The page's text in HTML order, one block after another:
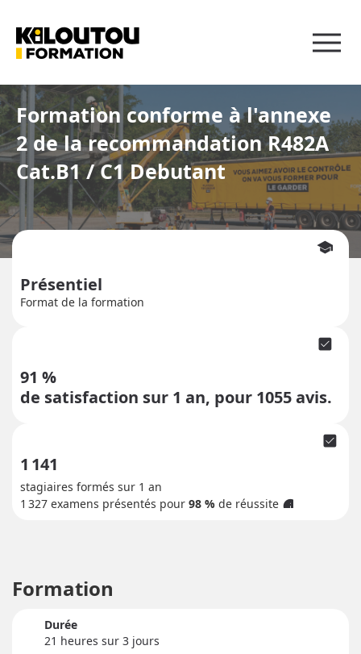
Formation conforme à l'annexe
2 de la recommandation R482A
Cat.B1 / C1 Debutant
Présentiel
Format de la formation
school
91 %
de satisfaction sur 1 an, pour 1055avis.
check_box
check_box
1 141
stagiaires formés sur 1 an
1 327 examens présentés pour 98 % de réussite info
Formation
Durée
21 heures sur 3 jours